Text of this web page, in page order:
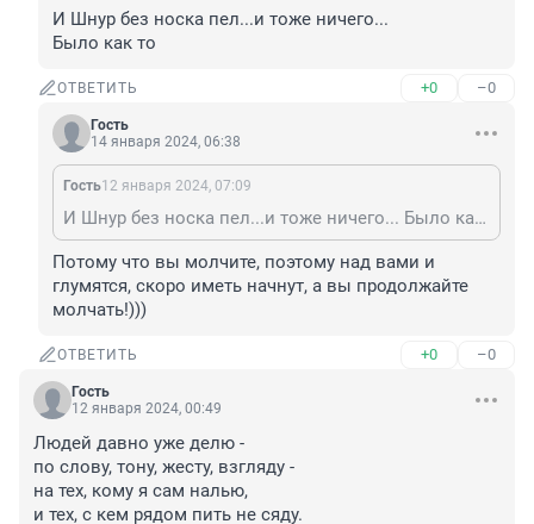
И Шнур без носка пел...и тоже ничего...
Было как то
ОТВЕТИТЬ +0 –0
Гость
14 января 2024, 06:38
Гость12 января 2024, 07:09
И Шнур без носка пел...и тоже ничего... Было как то
Потому что вы молчите, поэтому над вами и
глумятся, скоро иметь начнут, а вы продолжайте
молчать!)))
ОТВЕТИТЬ +0 –0
Гость
12 января 2024, 00:49
Людей давно уже делю -
по слову, тону, жесту, взгляду -
на тех, кому я сам налью,
и тех, с кем рядом пить не сяду.